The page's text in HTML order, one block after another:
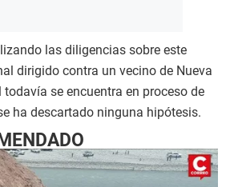
las diligencias sobre este
dirigido contra un vecino de Nueva
todavía se encuentra en proceso de
ha descartado ninguna hipótesis.